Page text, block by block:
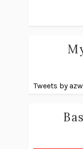
Tweets by